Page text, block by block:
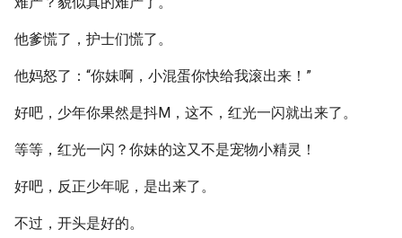
他爹慌了，护士们慌了。
他妈怒了：“你妹啊，小混蛋你快给我滚出来！”
好吧，少年你果然是抖M，这不，红光一闪就出来了。
等等，红光一闪？你妹的这又不是宠物小精灵！
好吧，反正少年呢，是出来了。
不过，开头是好的。